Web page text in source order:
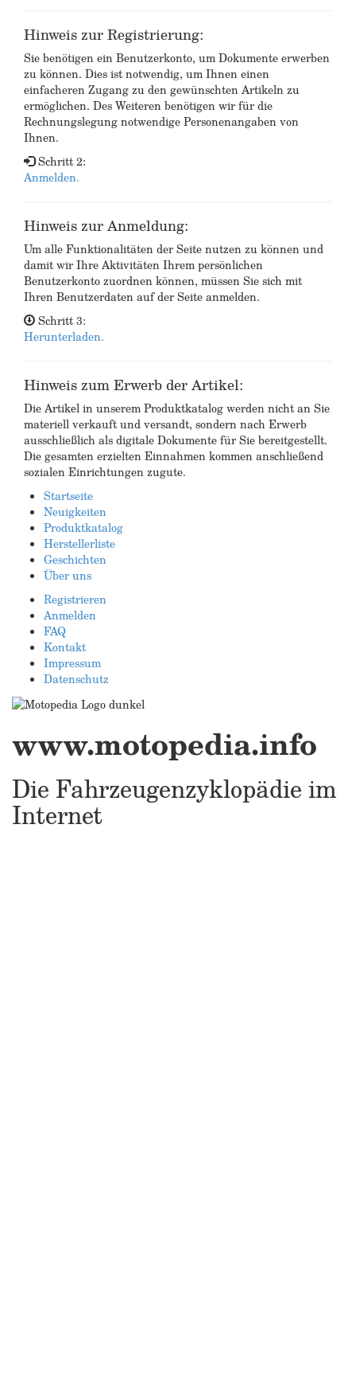
Hinweis zur Registrierung:
Sie benötigen ein Benutzerkonto, um Dokumente erwerben
zu können. Dies ist notwendig, um Ihnen einen
einfacheren Zugang zu den gewünschten Artikeln zu
ermöglichen. Des Weiteren benötigen wir für die
Rechnungslegung notwendige Personenangaben von
Ihnen.
Schritt 2:
Anmelden.
Hinweis zur Anmeldung:
Um alle Funktionalitäten der Seite nutzen zu können und
damit wir Ihre Aktivitäten Ihrem persönlichen
Benutzerkonto zuordnen können, müssen Sie sich mit
Ihren Benutzerdaten auf der Seite anmelden.
Schritt 3:
Herunterladen.
Hinweis zum Erwerb der Artikel:
Die Artikel in unserem Produktkatalog werden nicht an Sie
materiell verkauft und versandt, sondern nach Erwerb
ausschließlich als digitale Dokumente für Sie bereitgestellt.
Die gesamten erzielten Einnahmen kommen anschließend
sozialen Einrichtungen zugute.
Startseite
Neuigkeiten
Produktkatalog
Herstellerliste
Geschichten
Über uns
Registrieren
Anmelden
FAQ
Kontakt
Impressum
Datenschutz
www.motopedia.info
Die Fahrzeugenzyklopädie im
Internet